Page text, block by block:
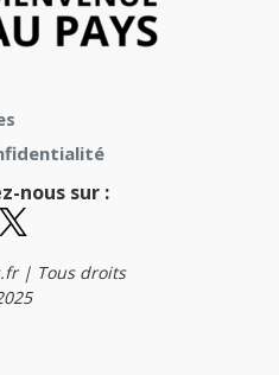
nous sur :
| Tous droits